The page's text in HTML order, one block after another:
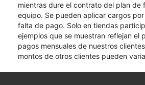
mientras dure el contrato del plan de
equipo. Se pueden aplicar cargos
falta de pago. Solo en tiendas
ejemplos que se muestran reflejan el
pagos mensuales de nuestros
montos de otros clientes pueden